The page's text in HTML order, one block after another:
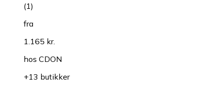
(1)
fra
1.165 kr.
hos CDON
+13 butikker